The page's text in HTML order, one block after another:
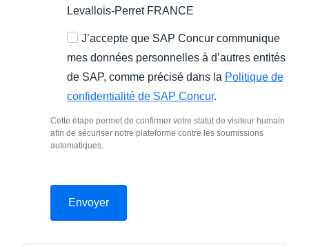
Levallois-Perret FRANCE
J’accepte que SAP Concur communique
mes données personnelles à d’autres entités
de SAP, comme précisé dans la Politique de
confidentialité de SAP Concur.
Cette étape permet de confirmer votre statut de visiteur humain
afin de sécuriser notre plateforme contre les soumissions
automatiques.